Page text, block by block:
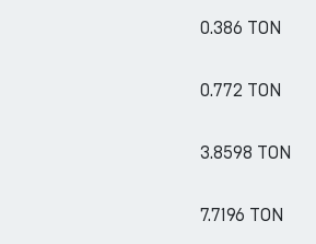
0.386 TON
0.772 TON
3.8598 TON
7.7196 TON